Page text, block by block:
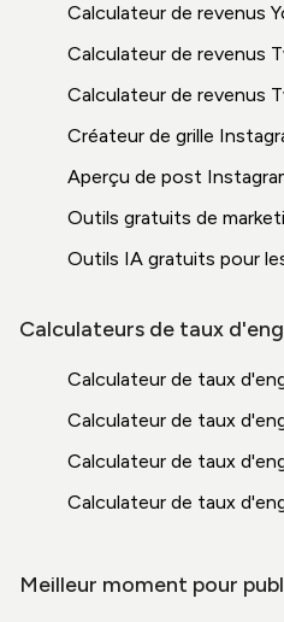
Calculateur de revenus
Calculateur de revenus
Calculateur de revenus
Créateur de grille
Aperçu de post
Outils gratuits de
Outils IA gratuits pour
Calculateurs de taux
Calculateur de taux
Calculateur de taux
Calculateur de taux
Calculateur de taux
Meilleur moment pour